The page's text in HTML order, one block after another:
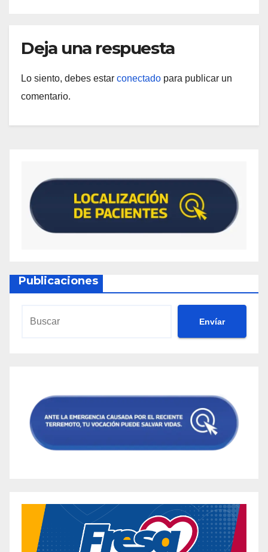
Deja una respuesta
Lo siento, debes estar conectado para publicar un
comentario.
Publicaciones
Envíar